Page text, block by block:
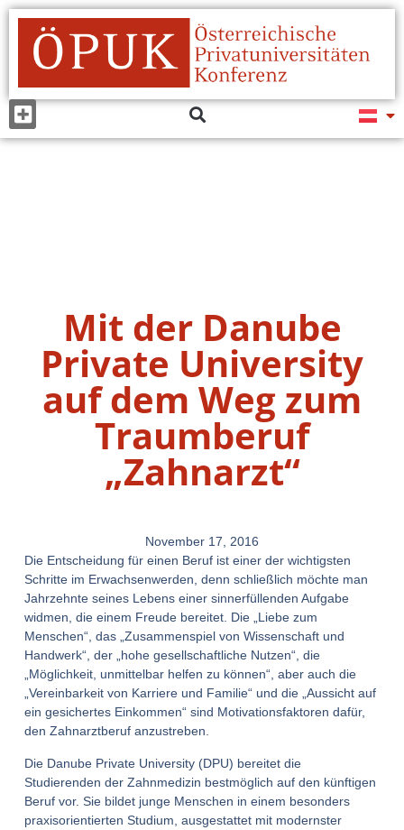
Mit der Danube
Private University
auf dem Weg zum
Traumberuf
„Zahnarzt“
November 17, 2016
Die Entscheidung für einen Beruf ist einer der wichtigsten
Schritte im Erwachsenwerden, denn schließlich möchte man
Jahrzehnte seines Lebens einer sinnerfüllenden Aufgabe
widmen, die einem Freude bereitet. Die „Liebe zum
Menschen“, das „Zusammenspiel von Wissenschaft und
Handwerk“, der „hohe gesellschaftliche Nutzen“, die
„Möglichkeit, unmittelbar helfen zu können“, aber auch die
„Vereinbarkeit von Karriere und Familie“ und die „Aussicht auf
ein gesichertes Einkommen“ sind Motivationsfaktoren dafür,
den Zahnarztberuf anzustreben.
Die Danube Private University (DPU) bereitet die
Studierenden der Zahnmedizin bestmöglich auf den künftigen
Beruf vor. Sie bildet junge Menschen in einem besonders
praxisorientierten Studium, ausgestattet mit modernster